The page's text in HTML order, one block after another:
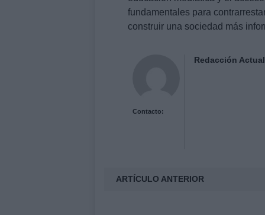
fundamentales para
construir una sociedad más
Contacto:
Redacción
ARTÍCULO ANTERIOR